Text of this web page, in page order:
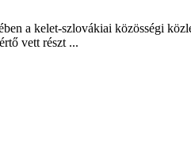
a kelet-szlovákiai közösségi
vett részt ...